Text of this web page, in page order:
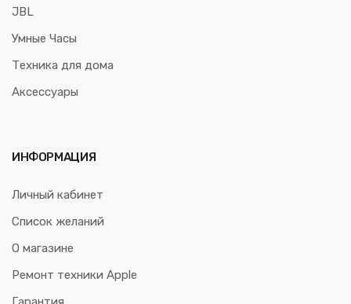
JBL
Умные Часы
Техника для дома
Аксессуары
ИНФОРМАЦИЯ
Личный кабинет
Список желаний
О магазине
Ремонт техники Apple